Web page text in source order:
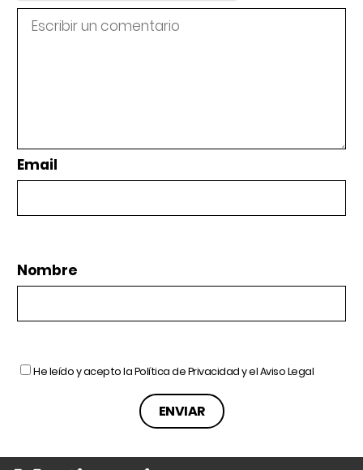
Email
Nombre
He leído y acepto laPolítica de Privacidady elAviso Legal